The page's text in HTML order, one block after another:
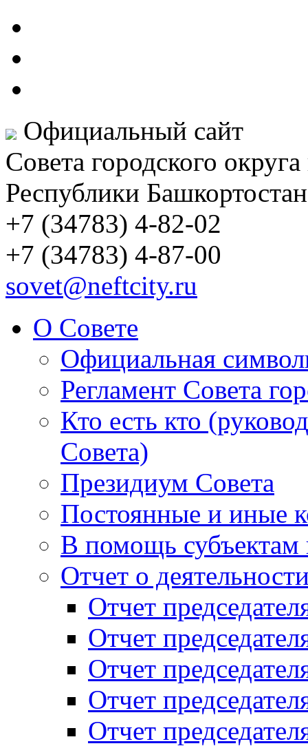
Официальный сайт
Совета городского
Республики Башкортостан
+7 (34783) 4-82-02
+7 (34783) 4-87-00
sovet@neftcity.ru
О Совете
Официальная
Регламент Совета
Кто есть кто
Совета)
Президиум Совета
Постоянные и иные
В помощь субъектам
Отчет о
Отчет
Отчет
Отчет
Отчет
Отчет